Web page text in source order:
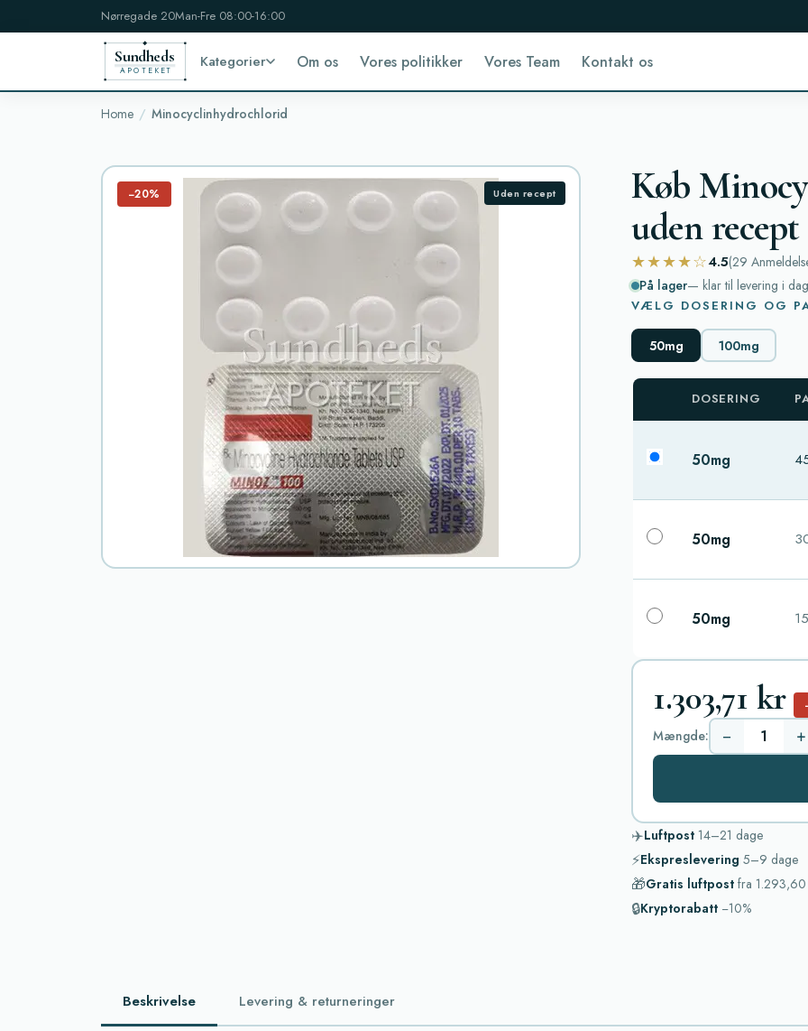
Nørregade 20Man-Fre 08:00-16:00
Sundheds
APOTEKET
Kategorier Om os Vores politikker Vores Team Kontakt os
Home Minocyclinhydrochlorid
−20% Uden recept
Køb
uden
★★★★☆4.5(29
På lager— klar til levering i dag
VÆLG DOSERING OG
50mg 100mg
DOSERING
50mg
50mg
50mg
1.303,71 kr
Mængde: − +
✈️Luftpost 14–21 dage
⚡Ekspreslevering 5–9 dage
🎁Gratis luftpost fra
🔒Kryptorabatt −10%
Beskrivelse Levering & returneringer